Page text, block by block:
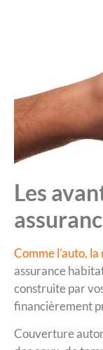
Les
Comme l’auto,
assurance
construite par
financièrement
Couverture